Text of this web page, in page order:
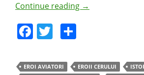
Continue reading →
F
c
T
itt ar
EROI AVIATORI EROII CERULUI